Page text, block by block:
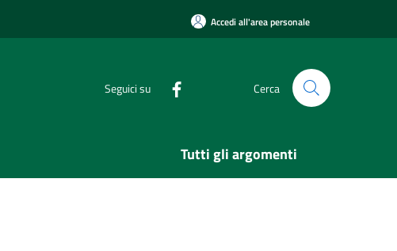
Accedi all'area personale
Seguici su Cerca
Tutti gli argomenti